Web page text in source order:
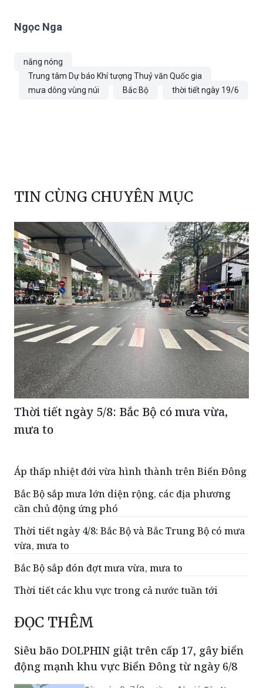
Ngọc Nga
nắng nóng
Trung tâm Dự báo Khí tượng Thuỷ văn Quốc gia
mưa dông vùng núi
Bắc Bộ thời tiết ngày 19/6
TIN CÙNG CHUYÊN MỤC
Thời tiết ngày 5/8: Bắc Bộ có mưa vừa,
mưa to
Áp thấp nhiệt đới vừa hình thành trên Biển Đông
Bắc Bộ sắp mưa lớn diện rộng, các địa phương
cần chủ động ứng phó
Thời tiết ngày 4/8: Bắc Bộ và Bắc Trung Bộ có mưa
vừa, mưa to
Bắc Bộ sắp đón đợt mưa vừa, mưa to
Thời tiết các khu vực trong cả nước tuần tới
ĐỌC THÊM
Siêu bão DOLPHIN giật trên cấp 17, gây biển
động mạnh khu vực Biển Đông từ ngày 6/8